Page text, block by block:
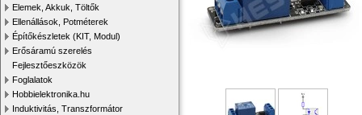
Elemek, Akkuk, Töltők
Ellenállások, Potméterek
Építőkészletek (KIT, Modul)
Erősáramú szerelés
Fejlesztőeszközök
Foglalatok
Hobbielektronika.hu
Induktivitás, Transzformátor